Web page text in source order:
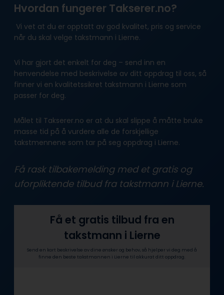
Hvordan fungerer Takserer.no?
Vi vet at du er opptatt av god kvalitet, pris og service
når du skal velge takstmann i Lierne.
Vi har gjort det enkelt for deg – send inn en
henvendelse med beskrivelse av ditt oppdrag til oss, så
finner vi en kvalitetssikret takstmann i Lierne som
passer for deg.
Målet til Takserer.no er at du skal slippe å måtte bruke
masse tid på å vurdere alle de forskjellige
takstmennene som tar på seg oppdrag i Lierne.
Få rask tilbakemelding med et gratis og
uforpliktende tilbud fra takstmann i Lierne.
Få et gratis tilbud fra en
takstmann i Lierne
Send en kort beskrivelse av dine ønsker og behov, så hjelper vi deg med å
finne den beste takstmannen i Lierne til akkurat ditt oppdrag.